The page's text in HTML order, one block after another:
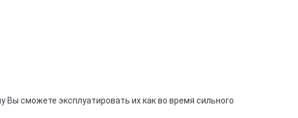
Вы сможете эксплуатировать их как во время сильного